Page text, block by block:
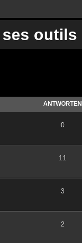
outils
ANTWORTEN
0
11
3
2